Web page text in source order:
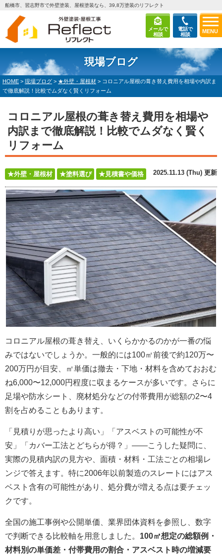
メールで
相談
電話で
相談
MENU
船橋市、習志野市で外壁塗装、屋根塗装なら、39,8万塗装のリフレクト
現場ブログ
HOME > 現場ブログ > ★外壁・屋根材 > コロニアル屋根の葺き替え費用を相場や内訳ま
で徹底解説！比較でムダなく賢くリフォーム
コロニアル屋根の葺き替え費用を相場や
内訳まで徹底解説！比較でムダなく賢く
リフォーム
★外壁・屋根材 ★塗料選び ★見積書や価格 2025.11.13 (Thu) 更新
コロニアル屋根の葺き替え、いくらかかるのかが一番の悩
みではないでしょうか。一般的には100㎡前後で約120万〜
200万円が目安、㎡単価は撤去・下地・材料を含めておおむ
ね6,000〜12,000円程度に収まるケースが多いです。さらに
足場や防水シート、廃材処分などの付帯費用が総額の2〜4
割を占めることもあります。
「見積りが思ったより高い」「アスベストの可能性が不
安」「カバー工法とどちらが得？」――こうした疑問に、
実際の見積内訳の見方や、面積・材料・工法ごとの相場レ
ンジで答えます。特に2006年以前製造のスレートにはアス
ベスト含有の可能性があり、処分費が増える点は要チェッ
クです。
全国の施工事例や公開単価、業界団体資料を参照し、数字
で判断できる比較軸を用意しました。 100㎡想定の総額例・
材料別の単価差・付帯費用の割合・アスベスト時の増減要